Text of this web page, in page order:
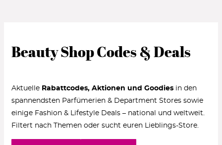
Beauty Shop Codes & Deals
Aktuelle Rabattcodes, Aktionen und Goodies in den
spannendsten Parfümerien & Department Stores sowie
einige Fashion & Lifestyle Deals – national und weltweit.
Filtert nach Themen oder sucht euren Lieblings-Store.